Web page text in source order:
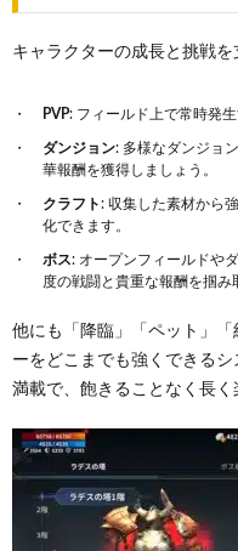
キャラクターの成長と挑戦を
PVP: フィールド上で常時発
ダンジョン: 多様なダンジョ
華報酬を獲得しましょう。
クラフト: 収集した素材から
化できます。
ボス: オープンフィールドや
度の戦闘と貴重な報酬を掴み
他にも「降臨」「ペット」
ーをどこまでも強くできる
満載で、飽きることなく長く